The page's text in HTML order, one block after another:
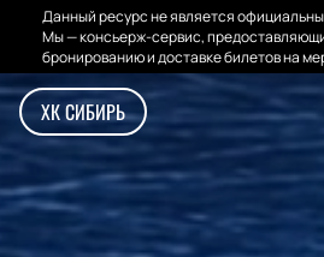
Данный ресурс не является
Мы — консьерж-сервис,
бронированию и доставке билетов на
ХК СИБИРЬ